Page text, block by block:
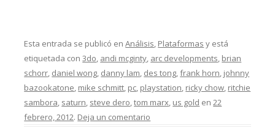
Esta entrada se publicó enAnálisis, Plataformas y está
etiquetada con3do, andi mcginty, arc developments, brian
schorr, daniel wong, danny lam, des tong,frank horn, johnny
bazookatone, mike schmitt, pc, playstation, ricky chow, ritchie
sambora, saturn, steve dero,tom marx, us gold en22
febrero, 2012. Deja un comentario